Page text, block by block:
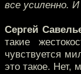
все усиленно.
Сергей
такие
чувствуется
это такое. Нет,